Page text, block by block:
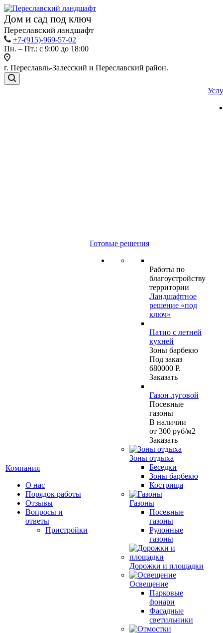
Дом и сад под ключ
Переславский ландшафт
+7-(915)-969-57-02
Пн. – Пт.: с 9:00 до 18:00
г. Переславль-Залесский и Переславский район.
Компания
О нас
Порядок работы
Отзывы
Вопросы и
ответы
Пристройки
Готовые решения
Работы по
благоустройству
территории
Ландшафтное
решение «под
ключ»
Патио с летней
кухней
Зоны барбекю
Под заказ
680000 Р.
Заказать
Газон луговой
Посевные
газоны
В наличии
от 300 руб/м2
Заказать
Зоны отдыха
Беседки
Зоны барбекю
Кострища
Газоны
Посевные
газоны
Рулонные
газоны
Дорожки и площадки
Освещение
Парковые
фонари
Фасадные
светильники